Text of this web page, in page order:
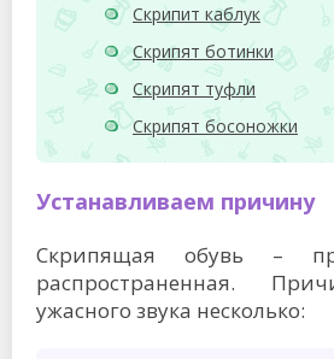
Скрипит каблук
Скрипят ботинки
Скрипят туфли
Скрипят босоножки
Устанавливаем причину
Скрипящая обувь –
распространенная.
ужасного звука несколько: